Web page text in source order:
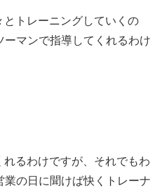
トレーニングしていくの
マンで指導してくれるわけ
るわけですが、それでもわ
の日に聞けば快くトレーナ